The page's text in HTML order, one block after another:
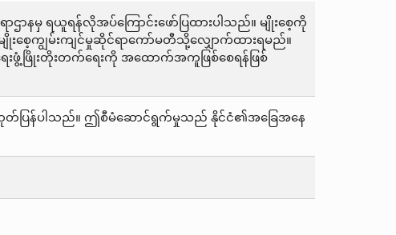
မှ ရယူရန်လိုအပ်ကြောင်းဖော်ပြထားပါသည်။ မျိုးစေ့ကို
းစေ့ကျွမ်းကျင်မှုဆိုင်ရာကော်မတီသို့လျှောက်ထားရမည်။
းဖွံ့ဖြိုးတိုးတက်ရေးကို အထောက်အကူဖြစ်စေရန်ဖြစ်
မှ ထုတ်ပြန်ပါသည်။ ဤစီမံဆောင်ရွက်မှုသည် နိုင်ငံ၏အခြေအနေ